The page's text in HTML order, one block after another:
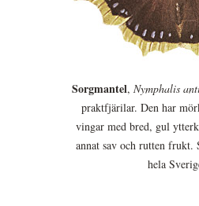
Sorgmantel, Nymphalis
praktfjärilar. Den har
vingar med bred, gul
annat sav och rutten frukt.
hela